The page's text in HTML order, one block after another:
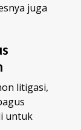
juga
litigasi,
untuk